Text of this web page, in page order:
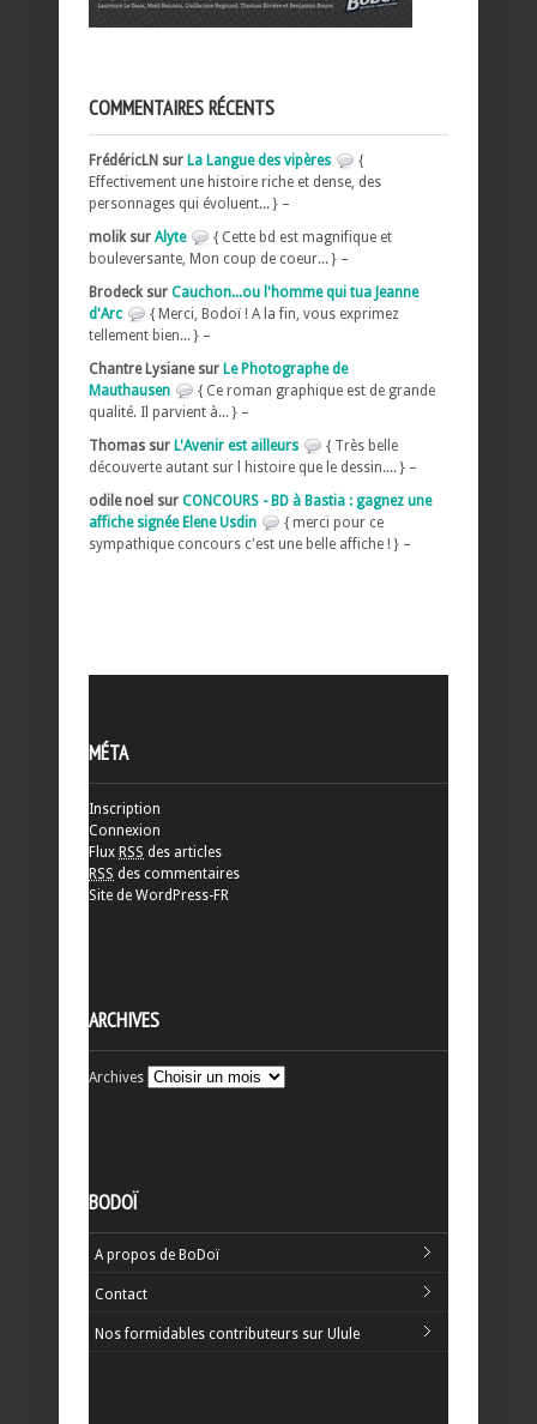
COMMENTAIRES RÉCENTS
FrédéricLN sur La Langue des vipères
{
Effectivement une histoire riche et dense, des
personnages qui évoluent... } –
molik sur Alyte
{ Cette bd est magnifique et
bouleversante, Mon coup de coeur... } –
Brodeck sur Cauchon...ou l'homme qui tua Jeanne
d'Arc
{ Merci, Bodoï ! A la fin, vous exprimez
tellement bien... } –
Chantre Lysiane sur Le Photographe de
Mauthausen
{ Ce roman graphique est de grande
qualité. Il parvient à... } –
Thomas sur L'Avenir est ailleurs
{ Très belle
découverte autant sur l histoire que le dessin.... } –
odile noel sur CONCOURS - BD à Bastia : gagnez une
affiche signée Elene Usdin
{ merci pour ce
sympathique concours c'est une belle affiche ! } –
MÉTA
Inscription
Connexion
Flux RSS des articles
RSS des commentaires
Site de WordPress-FR
ARCHIVES
Archives
BODOÏ
A propos de BoDoï
Contact
Nos formidables contributeurs sur Ulule